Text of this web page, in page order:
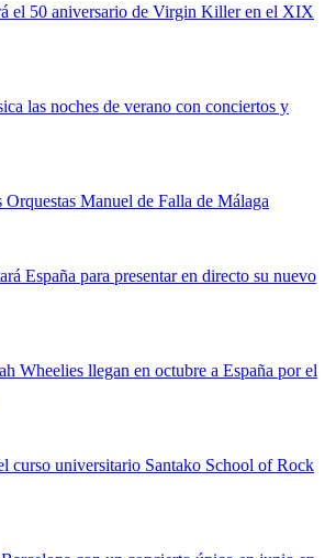
el 50 aniversario de Virgin Killer en el XIX
las noches de verano con conciertos y
Manuel de Falla de Málaga
España para presentar en directo su nuevo
Wheelies llegan en octubre a España por el
curso universitario Santako School of Rock